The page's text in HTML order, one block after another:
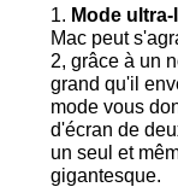
Mode
Mac peut
2, grâce à un
grand qu'il
mode vous
d'écran de
un seul et
gigantesque.